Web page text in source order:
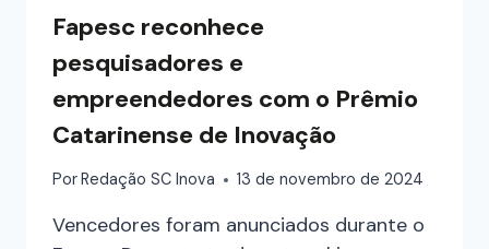
Fapesc reconhece
pesquisadores e
empreendedores com o Prêmio
Catarinense de Inovação
Por Redação SC Inova 13 de novembro de 2024
Vencedores foram anunciados durante o